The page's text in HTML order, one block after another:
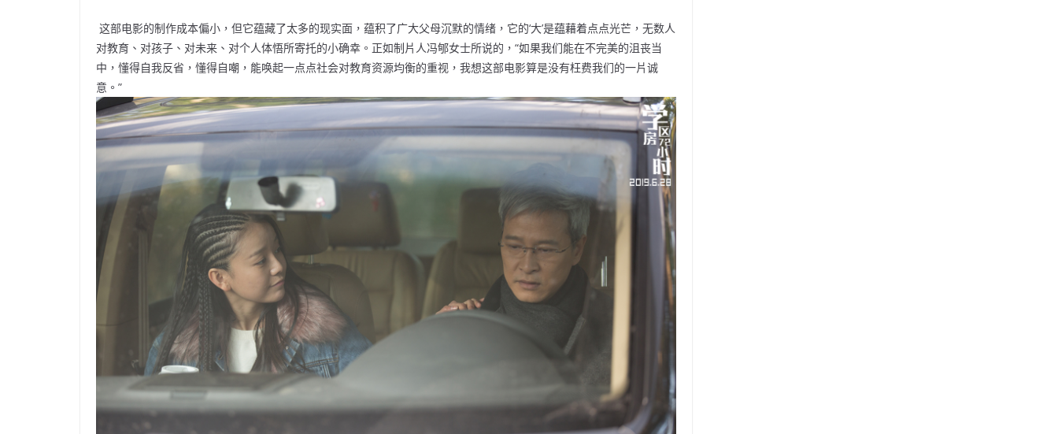
这部电影的制作成本偏小，但它蕴藏了太多的现实面，蕴积了广大父母沉默的情绪，它的‘大’是蕴藉着点点光芒，无数人
对教育、对孩子、对未来、对个人体悟所寄托的小确幸。正如制片人冯郇女士所说的，“如果我们能在不完美的沮丧当
中，懂得自我反省，懂得自嘲，能唤起一点点社会对教育资源均衡的重视，我想这部电影算是没有枉费我们的一片诚
意。”